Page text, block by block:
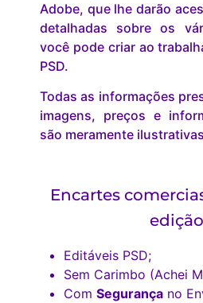
Adobe, que lhe darão
detalhadas sobre os
você pode criar ao
PSD.
Todas as informações
imagens, preços e
são meramente
Encartes
Editáveis PSD;
Sem Carimbo (Achei
Com Segurança no